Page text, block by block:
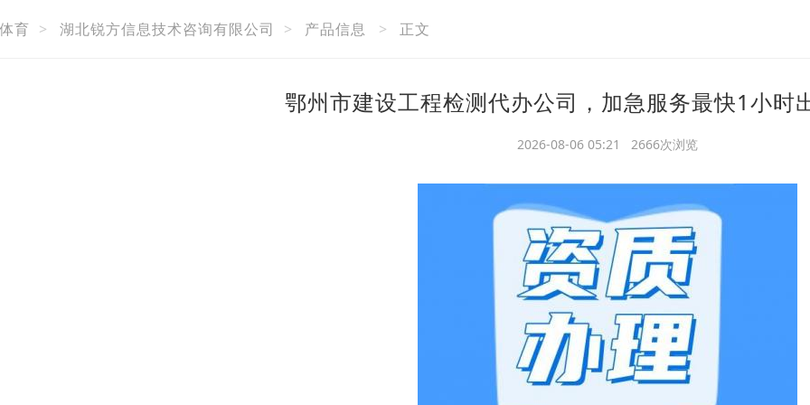
育 > 湖北锐方信息技术咨询有限公司 > 产品信息 > 正文
鄂州市建设工程检测代办公司，加急服务最快1小时
2026-08-06 05:21 2666次浏览